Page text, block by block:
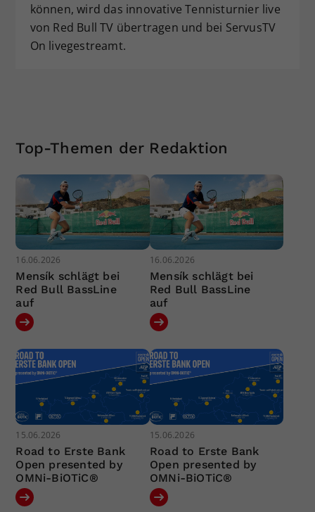
können, wird das innovative Tennisturnier live
von Red Bull TV übertragen und bei ServusTV
On livegestreamt.
Top-Themen der Redaktion
16.06.2026
Mensík schlägt bei
Red Bull BassLine
auf
16.06.2026
Mensík schlägt bei
Red Bull BassLine
auf
15.06.2026
Road to Erste Bank
Open presented by
OMNi-BiOTiC®
15.06.2026
Road to Erste Bank
Open presented by
OMNi-BiOTiC®